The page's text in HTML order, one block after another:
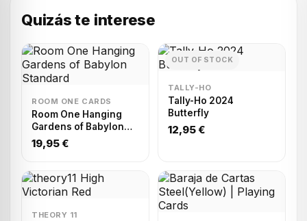
Quizás te interese
ROOM ONE CARDS
Room One Hanging
Gardens of Babylon
Standard
19,95 €
OUT OF STOCK
TALLY-HO
Tally-Ho 2024
Butterfly
12,95 €
THEORY 11